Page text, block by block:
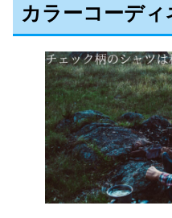
カラーコーディ